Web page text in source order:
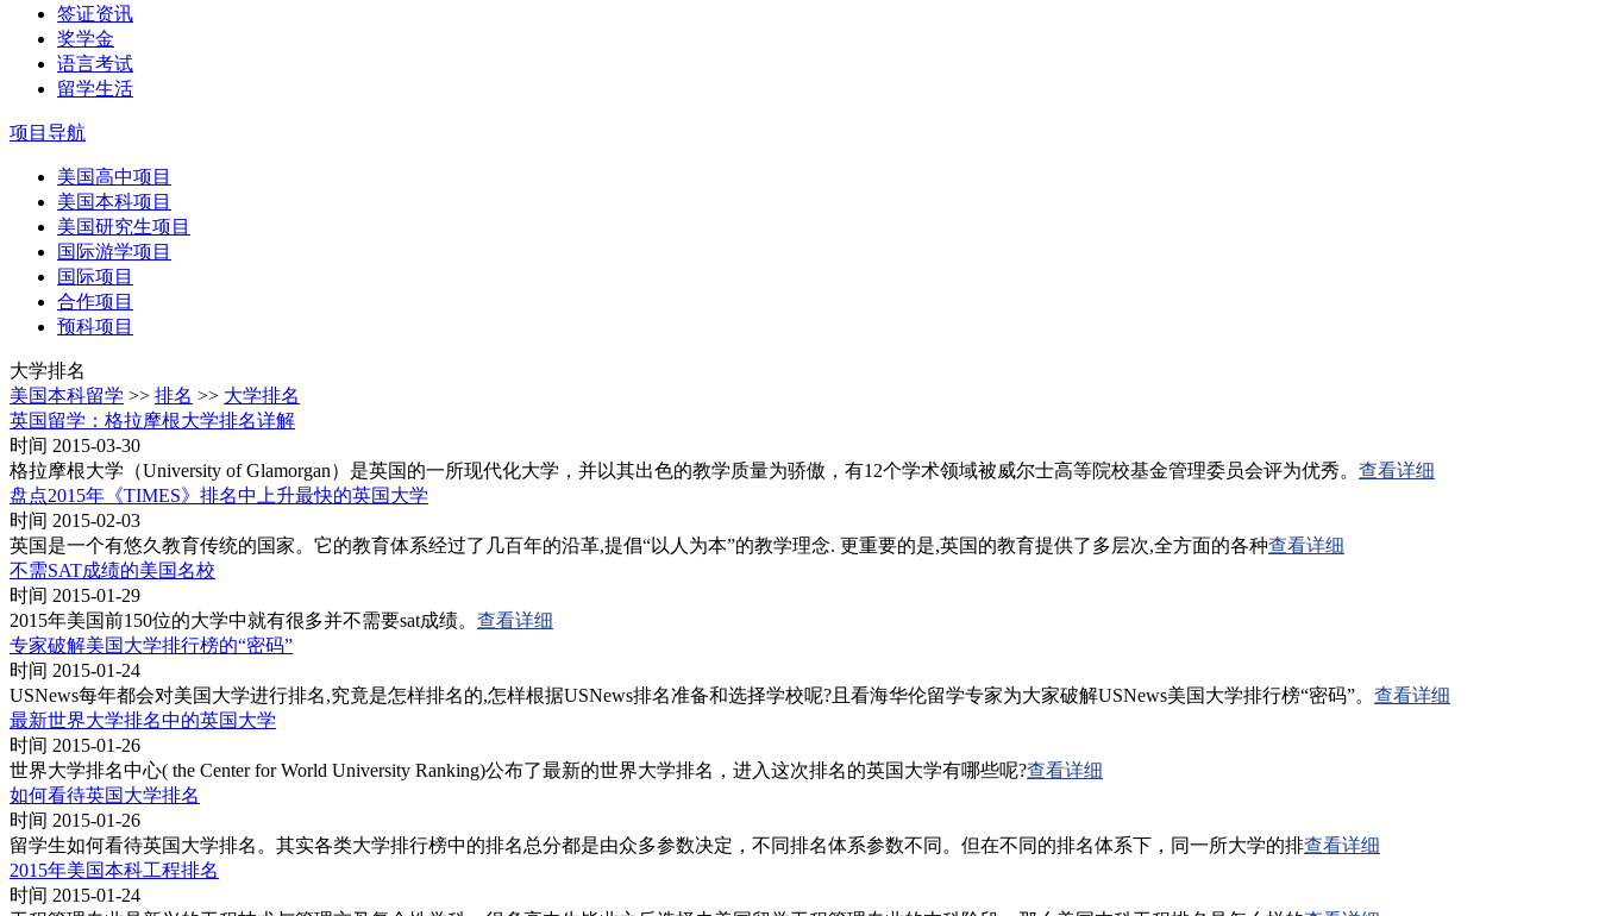
签证资讯
奖学金
语言考试
留学生活
项目导航
美国高中项目
美国本科项目
美国研究生项目
国际游学项目
国际项目
合作项目
预科项目
大学排名
美国本科留学 >> 排名 >> 大学排名
英国留学：格拉摩根大学排名详解
时间 2015-03-30
格拉摩根大学（University of Glamorgan）是英国的一所现代化大学，并以其出色的教学质量为骄傲，有12个学术领域被威尔士高等院校基金管理委员会评为优秀。 查看详细
盘点2015年《TIMES》排名中上升最快的英国大学
时间 2015-02-03
英国是一个有悠久教育传统的国家。它的教育体系经过了几百年的沿革,提倡“以人为本”的教学理念. 更重要的是,英国的教育提供了多层次,全方面的各种查看详细
不需SAT成绩的美国名校
时间 2015-01-29
2015年美国前150位的大学中就有很多并不需要sat成绩。 查看详细
专家破解美国大学排行榜的“密码”
时间 2015-01-24
USNews每年都会对美国大学进行排名,究竟是怎样排名的,怎样根据USNews排名准备和选择学校呢?且看海华伦留学专家为大家破解USNews美国大学排行榜“密码”。 查看详细
最新世界大学排名中的英国大学
时间 2015-01-26
世界大学排名中心( the Center for World University Ranking)公布了最新的世界大学排名，进入这次排名的英国大学有哪些呢?查看详细
如何看待英国大学排名
时间 2015-01-26
留学生如何看待英国大学排名。其实各类大学排行榜中的排名总分都是由众多参数决定，不同排名体系参数不同。但在不同的排名体系下，同一所大学的排查看详细
2015年美国本科工程排名
时间 2015-01-24